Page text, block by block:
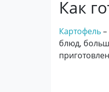
Как
Картофель
блюд,